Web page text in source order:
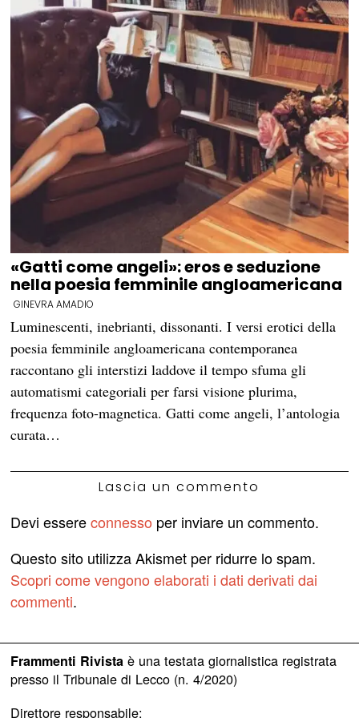
«Gatti come angeli»: eros e seduzione
nella poesia femminile angloamericana
GINEVRA AMADIO
Luminescenti, inebrianti, dissonanti. I versi erotici della
poesia femminile angloamericana contemporanea
raccontano gli interstizi laddove il tempo sfuma gli
automatismi categoriali per farsi visione plurima,
frequenza foto-magnetica. Gatti come angeli, l’antologia
curata…
Lascia un commento
Devi essereconnesso per inviare un commento.
Questo sito utilizza Akismet per ridurre lo spam.
Scopri come vengono elaborati i dati derivati dai
commenti.
Frammenti Rivistaè una testata giornalistica registrata
presso il Tribunale di Lecco (n. 4/2020)
Direttore responsabile: